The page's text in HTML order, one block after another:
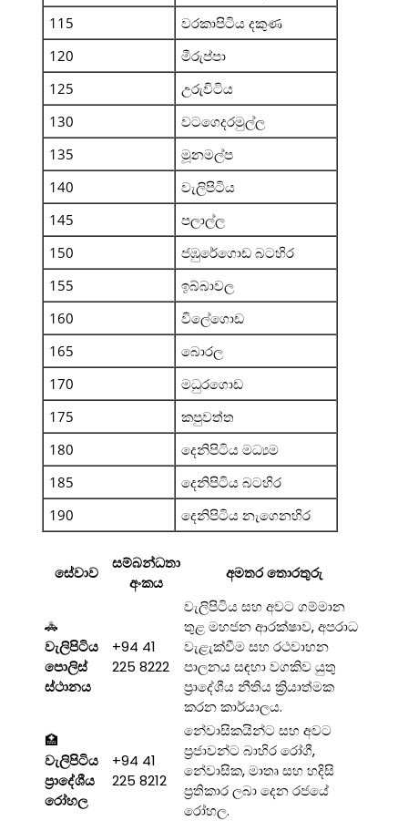
115
වරකාපිටිය දකුණ
120
මීරුප්පා
125
උරුවිටිය
130
වටගෙදරමුල්ල
135
මූනමල්ප
140
වැලිපිටිය
145
පලාල්ල
150
ජඹුරේගොඩ බටහිර
155
ඉබ්බාවල
160
විලේගොඩ
165
බොරල
170
මධුරගොඩ
175
කපුවත්ත
180
දෙනිපිටිය මධ්‍යම
185
දෙනිපිටිය බටහිර
190
දෙනිපිටිය නැගෙනහිර
සේවාව
සම්බන්ධතා
අංකය
අමතර තොරතුරු
🚓
වැලිපිටිය
පොලිස්
ස්ථානය
+94 41
225 8222
වැලිපිටිය සහ අවට ගම්මාන
තුළ මහජන ආරක්ෂාව, අපරාධ
වැළැක්වීම සහ රථවාහන
පාලනය සඳහා වගකිව යුතු
ප්‍රාදේශීය නීතිය ක්‍රියාත්මක
කරන කාර්යාලය.
🏥
වැලිපිටිය
ප්‍රාදේශීය
රෝහල
+94 41
225 8212
නේවාසිකයින්ට සහ අවට
ප්‍රජාවන්ට බාහිර රෝගී,
නේවාසික, මාතෘ සහ හදිසි
ප්‍රතිකාර ලබා දෙන රජයේ
රෝහල.